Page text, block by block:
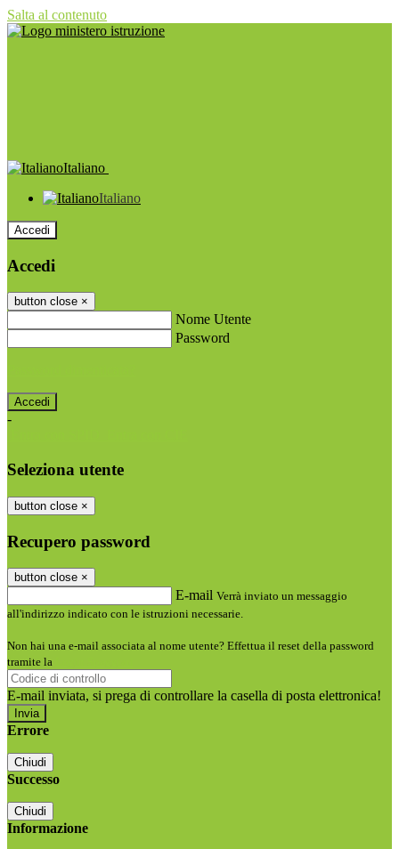
Salta al contenuto
Italiano
Italiano
Accedi
Accedi
button close ×
Nome Utente
Password
-
Seleziona utente
button close ×
Recupero password
button close ×
E-mail Verrà inviato un messaggio
all'indirizzo indicato con le istruzioni necessarie.
Non hai una e-mail associata al nome utente? Effettua il reset della password
tramite la
E-mail inviata, si prega di controllare la casella di posta elettronica!
Errore
Chiudi
Successo
Chiudi
Informazione